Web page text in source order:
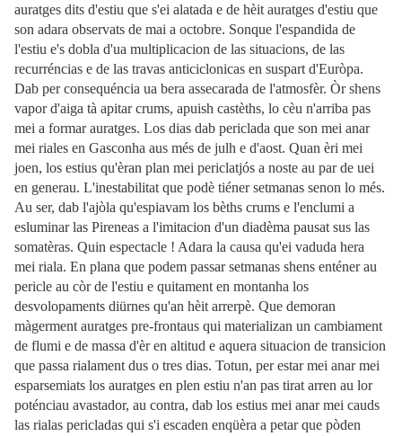
auratges dits d'estiu que s'ei alatada e de hèit auratges d'estiu que
son adara observats de mai a octobre. Sonque l'espandida de
l'estiu e's dobla d'ua multiplicacion de las situacions, de las
recurréncias e de las travas anticiclonicas en suspart d'Euròpa.
Dab per consequéncia ua bera assecarada de l'atmosfèr. Òr shens
vapor d'aiga tà apitar crums, apuish castèths, lo cèu n'arriba pas
mei a formar auratges. Los dias dab periclada que son mei anar
mei riales en Gasconha aus més de julh e d'aost. Quan èri mei
joen, los estius qu'èran plan mei periclatjós a noste au par de uei
en generau. L'inestabilitat que podè tiéner setmanas senon lo més.
Au ser, dab l'ajòla qu'espiavam los bèths crums e l'enclumi a
esluminar las Pireneas a l'imitacion d'un diadèma pausat sus las
somatèras. Quin espectacle ! Adara la causa qu'ei vaduda hera
mei riala. En plana que podem passar setmanas shens enténer au
pericle au còr de l'estiu e quitament en montanha los
desvolopaments diürnes qu'an hèit arrerpè. Que demoran
màgerment auratges pre-frontaus qui materializan un cambiament
de flumi e de massa d'èr en altitud e aquera situacion de transicion
que passa rialament dus o tres dias. Totun, per estar mei anar mei
esparsemiats los auratges en plen estiu n'an pas tirat arren au lor
poténciau avastador, au contra, dab los estius mei anar mei cauds
las rialas pericladas qui s'i escaden enqüèra a petar que pòden